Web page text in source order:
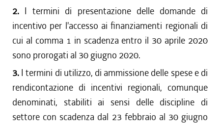
2. I termini di presentazione delle domande di
incentivo per l'accesso ai finanziamenti regionali di
cui al comma 1 in scadenza entro il 30 aprile 2020
sono prorogati al 30 giugno 2020.
3. I termini di utilizzo, di ammissione delle spese e di
rendicontazione di incentivi regionali, comunque
denominati, stabiliti ai sensi delle discipline di
settore con scadenza dal 23 febbraio al 30 giugno